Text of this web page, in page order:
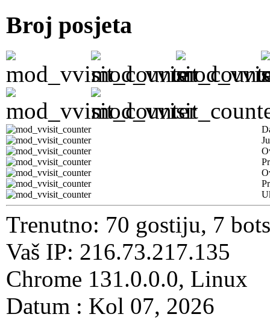
Broj posjeta
Trenutno: 70 gostiju, 7
Vaš IP: 216.73.217.135
Chrome 131.0.0.0, Linux
Datum : Kol 07, 2026